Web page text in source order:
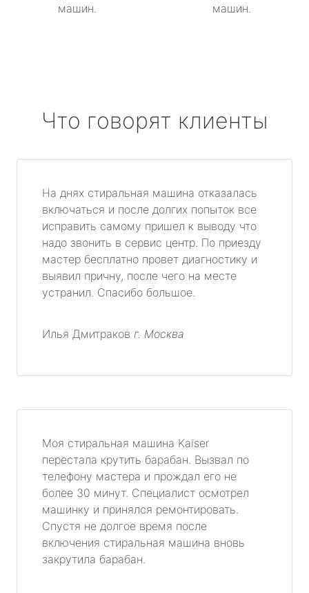
машин.
машин.
Что говорят клиенты
На днях стиральная машина отказалась
включаться и после долгих попыток все
исправить самому пришел к выводу что
надо звонить в сервис центр. По приезду
мастер бесплатно провет диагностику и
выявил причну, после чего на месте
устранил. Спасибо большое.
Илья Дмитраков г. Москва
Моя стиральная машина Kaiser
перестала крутить барабан. Вызвал по
телефону мастера и прождал его не
более 30 минут. Специалист осмотрел
машинку и принялся ремонтировать.
Спустя не долгое время после
включения стиральная машина вновь
закрутила барабан.